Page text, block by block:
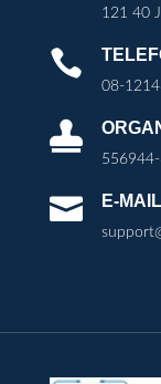
121 40

08-

 E-MAIL